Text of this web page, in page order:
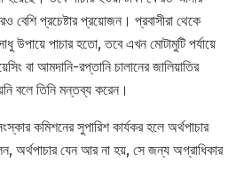
বেশি প্রচেষ্টার প্রয়োজন। প্রবাসীরা থেকে
উপায়ে পাচার হতো, তবে এখন মোটামুটি পর্যায়ে
বা আমদানি-রপ্তানি চালানের জালিয়াতির
বলে তিনি মন্তব্য করেন।
কমিশনের সুপারিশ কার্যকর হলে অর্থপাচার
অর্থপাচার যেন আর না হয়, সে জন্য অগ্রাধিকার